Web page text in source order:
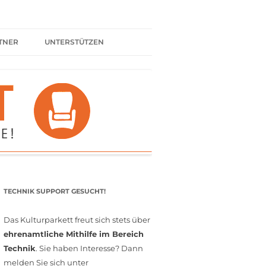
UNTERSTÜTZEN
SPENDEN
FÖRDERMITGLIED WERDEN
MITGLIEDSCHAFT
TECHNIK SUPPORT GESUCHT!
Das Kulturparkett freut sich stets über
ehrenamtliche Mithilfe im Bereich
Technik. Sie haben Interesse? Dann
melden Sie sich unter